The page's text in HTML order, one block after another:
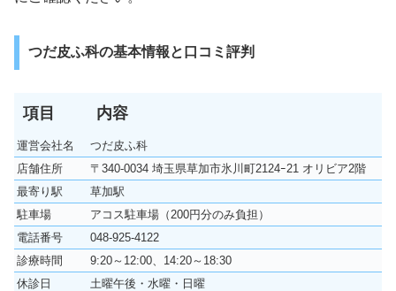
つだ皮ふ科の基本情報と口コミ評判
項目 内容
運営会社名
つだ皮ふ科
店舗住所
〒340-0034 埼玉県草加市氷川町2124ｰ21 オリビア2階
最寄り駅
草加駅
駐車場
アコス駐車場（200円分のみ負担）
電話番号
048-925-4122
診療時間
9:20～12:00、14:20～18:30
休診日
土曜午後・水曜・日曜